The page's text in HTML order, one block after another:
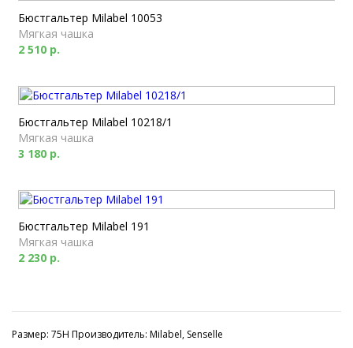
Бюстгальтер Milabel 10053
Мягкая чашка
2 510 р.
Бюстгальтер Milabel 10218/1
Мягкая чашка
3 180 р.
Бюстгальтер Milabel 191
Мягкая чашка
2 230 р.
Размер: 75H Производитель: Milabel, Senselle